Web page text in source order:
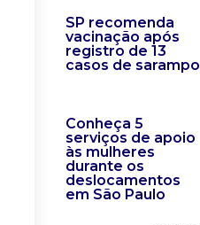
SP recomenda
vacinação após
registro de 13
casos de sarampo
Conheça 5
serviços de apoio
às mulheres
durante os
deslocamentos
em São Paulo